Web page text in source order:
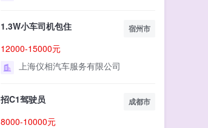
1.3W小车司机包住 宿州市
12000-15000元
上海仪相汽车服务有限公司
招C1驾驶员 成都市
8000-10000元